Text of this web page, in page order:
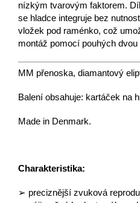
nízkým tvarovým faktorem.
se hladce integruje bez
vložek pod raménko, což
montáž pomocí pouhých dvou
MM přenoska, diamantový
Balení obsahuje: kartáček na
Made in Denmark.
Charakteristika:
➢ preciznější zvuková